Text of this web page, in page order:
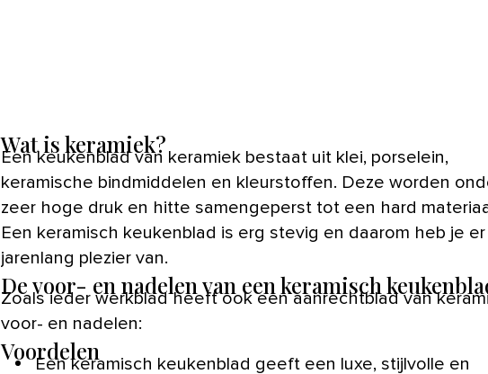
Wat is keramiek?
Een keukenblad van keramiek bestaat uit klei, porselein,
keramische bindmiddelen en kleurstoffen. Deze worden
zeer hoge druk en hitte samengeperst tot een hard
Een keramisch keukenblad is erg stevig en daarom heb je er
jarenlang plezier van.
De voor- en nadelen van een keramisch
Zoals ieder werkblad heeft ook een aanrechtblad van
voor- en nadelen:
Voordelen
Een keramisch keukenblad geeft een luxe, stijlvolle en